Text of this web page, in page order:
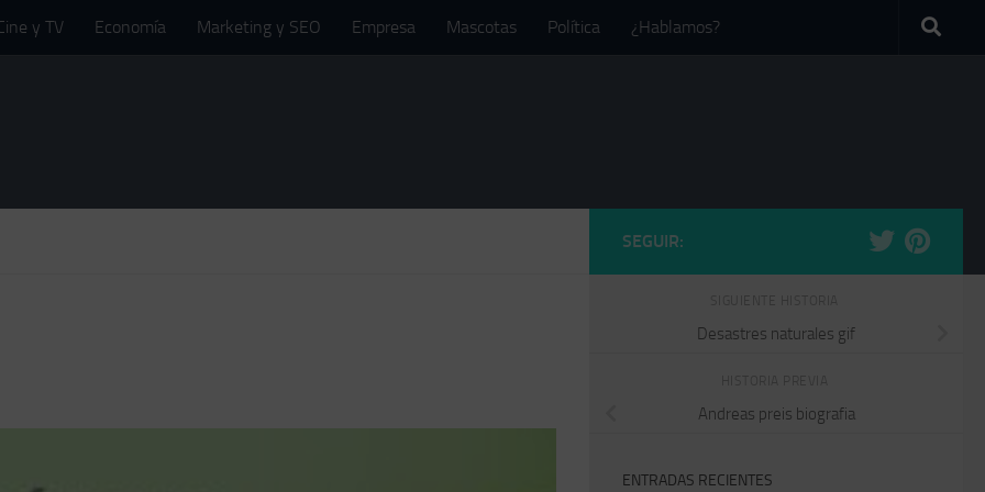
y TV Economía Marketing y SEO Empresa Mascotas Política ¿Hablamos?
SEGUIR:
Desastres naturales gif
Andreas preis biografia
ENTRADAS RECIENTES